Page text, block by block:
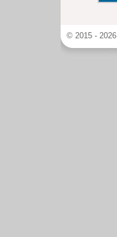
© 2015 - 2026